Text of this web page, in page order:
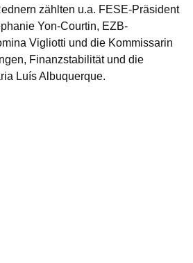
zählten u.a. FESE-Präsident
Yon-Courtin, EZB-
Vigliotti und die Kommissarin
Finanzstabilität und die
Luís Albuquerque.